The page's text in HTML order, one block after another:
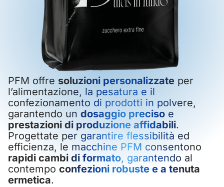
PFM offre soluzioni personalizzate per
l’alimentazione, la pesatura e il
confezionamento di prodotti in polvere,
garantendo un dosaggio preciso e
prestazioni di produzione affidabili.
Progettate per garantire flessibilità ed
efficienza, le macchine PFM consentono
rapidi cambi di formato, garantendo al
contempo confezioni robuste e a tenuta
ermetica.